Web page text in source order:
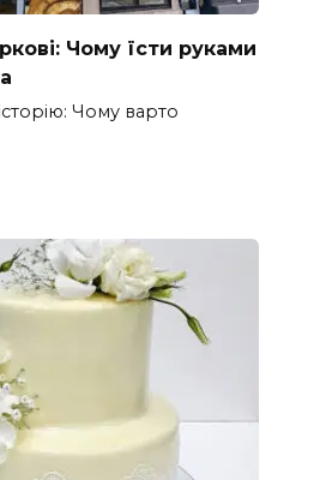
Чому їсти руками
Чому варто